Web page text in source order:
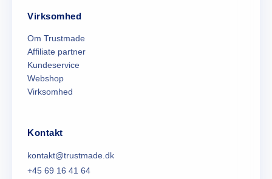
Virksomhed
Om Trustmade
Affiliate partner
Kundeservice
Webshop
Virksomhed
Kontakt
kontakt@trustmade.dk
+45 69 16 41 64